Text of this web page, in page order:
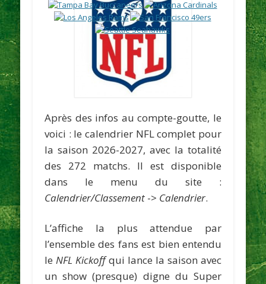
Après des infos au compte-goutte, le
voici : le calendrier NFL complet pour
la saison 2026-2027, avec la totalité
des 272 matchs. Il est disponible
dans le menu du site :
Calendrier/Classement -> Calendrier.
L’affiche la plus attendue par
l’ensemble des fans est bien entendu
leNFL Kickoffqui lance la saison avec
un show (presque) digne du Super